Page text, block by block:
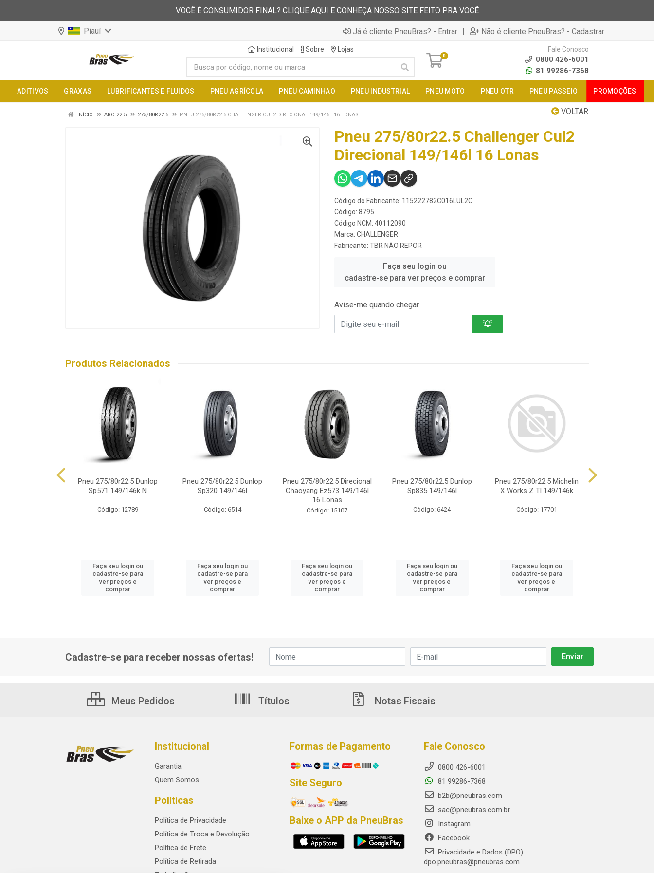
VOCÊ É CONSUMIDOR FINAL? CLIQUE AQUI E CONHEÇA NOSSO SITE FEITO PRA VOCÊ
Piauí Já é cliente PneuBras? - Entrar | Não é cliente PneuBras? - Cadastrar
Institucional Sobre Lojas
0
Fale Conosco
0800 426-6001
81 99286-7368
ADITIVOS GRAXAS LUBRIFICANTES E FLUIDOS PNEU AGRÍCOLA PNEU CAMINHAO PNEU INDUSTRIAL PNEU MOTO PNEU OTR PNEU PASSEIO PROMOÇÕES
VOLTAR
INÍCIO ARO 22.5 275/80R22.5 PNEU 275/80R22.5 CHALLENGER CUL2 DIRECIONAL 149/146L 16 LONAS
Pneu 275/80r22.5 Challenger Cul2
Direcional 149/146l 16 Lonas
Código do Fabricante: 115222782C016LUL2C
Código: 8795
Código NCM: 40112090
Marca: CHALLENGER
Fabricante: TBR NÃO REPOR
Faça seu login ou
cadastre-se para ver preços e comprar
Avise-me quando chegar
Produtos Relacionados
Pneu 275/80r22.5 Dunlop
Sp571 149/146k N
Código: 12789
Faça seu login ou
cadastre-se para
ver preços e
comprar
Pneu 275/80r22.5 Dunlop
Sp320 149/146l
Código: 6514
Faça seu login ou
cadastre-se para
ver preços e
comprar
Pneu 275/80r22.5 Direcional
Chaoyang Ez573 149/146l
16 Lonas
Código: 15107
Faça seu login ou
cadastre-se para
ver preços e
comprar
Pneu 275/80r22.5 Dunlop
Sp835 149/146l
Código: 6424
Faça seu login ou
cadastre-se para
ver preços e
comprar
Pneu 275/80r22.5 Michelin
X Works Z Tl 149/146k
Código: 17701
Faça seu login ou
cadastre-se para
ver preços e
comprar
Cadastre-se para receber nossas ofertas!
Meus Pedidos Títulos Notas Fiscais
Institucional
Garantia
Quem Somos
Políticas
Política de Privacidade
Política de Troca e Devolução
Política de Frete
Política de Retirada
Formas de Pagamento
Site Seguro
Baixe o APP da PneuBras
Fale Conosco
0800 426-6001
81 99286-7368
b2b@pneubras.com
sac@pneubras.com.br
Instagram
Facebook
Privacidade e Dados (DPO):
dpo.pneubras@pneubras.com